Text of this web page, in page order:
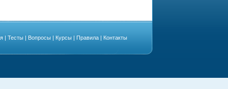
| Тесты | Вопросы | Курсы | Правила | Контакты